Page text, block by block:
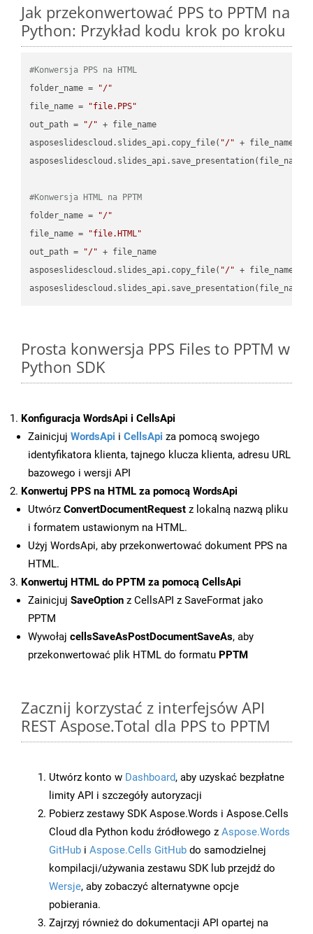
Jak przekonwertować PPS to PPTM na
Python: Przykład kodu krok po kroku
#Konwersja PPS na HTML
folder_name =
"/"
file_name =
"file.PPS"
out_path =
"/" + file_name
asposeslidescloud.slides_api.copy_file( "/" + file_name,
#Konwersja HTML na PPTM
folder_name =
"/"
file_name =
"file.HTML"
out_path =
"/" + file_name
asposeslidescloud.slides_api.copy_file( "/" + file_name,
Prosta konwersja PPS Files to PPTM w
Python SDK
Konfiguracja WordsApi i CellsApi
Zainicjuj WordsApi i CellsApi za pomocą swojego
identyfikatora klienta, tajnego klucza klienta, adresu URL
bazowego i wersji API
Konwertuj PPS na HTML za pomocą WordsApi
Utwórz ConvertDocumentRequest z lokalną nazwą pliku
i formatem ustawionym na HTML.
Użyj WordsApi, aby przekonwertować dokument PPS na
HTML.
Konwertuj HTML do PPTM za pomocą CellsApi
Zainicjuj SaveOption z CellsAPI z SaveFormat jako
PPTM
Wywołaj cellsSaveAsPostDocumentSaveAs, aby
przekonwertować plik HTML do formatu PPTM
Zacznij korzystać z interfejsów API
REST Aspose.Total dla PPS to PPTM
Utwórz konto w Dashboard, aby uzyskać bezpłatne
limity API i szczegóły autoryzacji
Pobierz zestawy SDK Aspose.Words i Aspose.Cells
Cloud dla Python kodu źródłowego z Aspose.Words
GitHub i Aspose.Cells GitHub do samodzielnej
kompilacji/używania zestawu SDK lub przejdź do
Wersje, aby zobaczyć alternatywne opcje
pobierania.
Zajrzyj również do dokumentacji API opartej na